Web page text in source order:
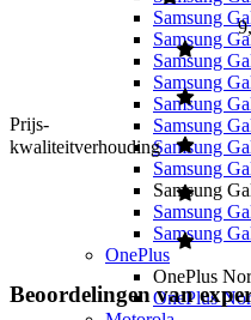
Samsung
Samsung
Samsung
Samsung
Samsung
Samsung
Samsung
Samsung
Samsung
Samsung
Samsung
OnePlus
OnePlus
OnePlus
Prijs-
kwaliteitverhouding
Beoordelingen van